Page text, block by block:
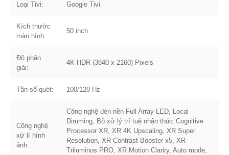
Loại Tivi: Google Tivi
Kích thước
màn hình:
50 inch
Độ phân
giải:
4K HDR (3840 x 2160) Pixels
Tần số quét: 100/120 Hz
Công nghệ
xử lí hình
ảnh:
Công nghệ đèn nền Full Array LED, Local
Dimming, Bộ xử lý trí tuệ nhận thức Cognitive
Processor XR, XR 4K Upscaling, XR Super
Resolution, XR Contrast Booster x5, XR
Triluminos PRO, XR Motion Clarity, Auto mode,